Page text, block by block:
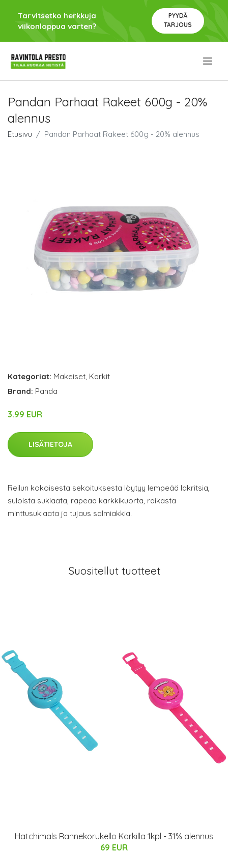
Tarvitsetko herkkuja
viikonloppua varten?
PYYDÄ
TARJOUS
Pandan Parhaat Rakeet 600g - 20%
alennus
Etusivu Pandan Parhaat Rakeet 600g - 20% alennus
Kategoriat: Makeiset, Karkit
Brand: Panda
3.99 EUR
LISÄTIETOJA
Reilun kokoisesta sekoituksesta löytyy lempeää lakritsia,
suloista suklaata, rapeaa karkkikuorta, raikasta
minttusuklaata ja tujaus salmiakkia.
Suositellut tuotteet
Hatchimals Rannekorukello Karkilla 1kpl - 31% alennus
69 EUR